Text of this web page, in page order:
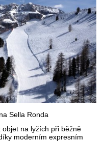
Sella Ronda
na lyžích při běžně
moderním expresním